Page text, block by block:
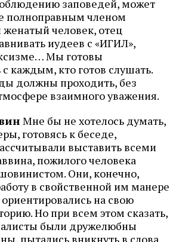
заповедей, может
полноправным членом
человек, отец
иудеев с «ИГИЛ»,
Мы готовы
с каждым, кто готов слушать.
должны проходить, без
взаимного уважения.
Мне бы не хотелось думать,
готовясь к беседе,
выставить всеми
пожилого человека
Они, конечно,
в свойственной им манере
на свою
Но при всем этом сказать,
были дружелюбны
пытались вникнуть в слова